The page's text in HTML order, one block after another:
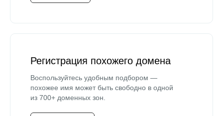
Регистрация похожего домена
Воспользуйтесь удобным подбором —
похожее имя может быть свободно в одной
из 700+ доменных зон.